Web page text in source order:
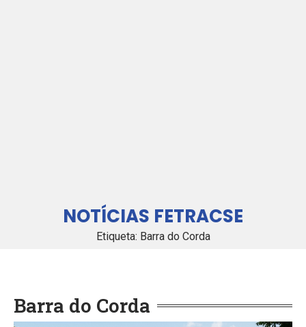
NOTÍCIAS FETRACSE
Etiqueta: Barra do Corda
Barra do Corda